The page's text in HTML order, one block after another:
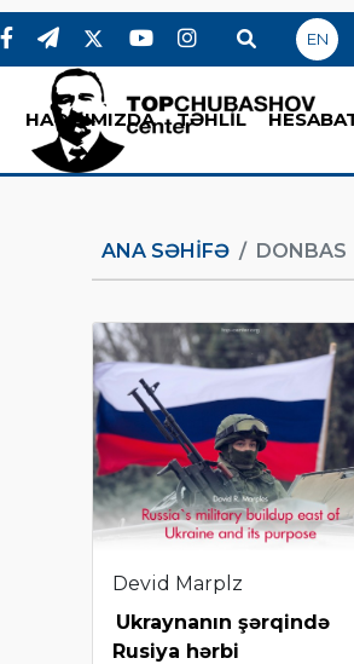
EN
HAQQIMIZDA TƏHLİL
ANA SƏHIFƏ DONBAS
Devid Marplz
Ukraynanın şərqində
Rusiya hərbi